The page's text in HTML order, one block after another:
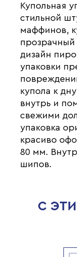
Купольная
стильной
маффинов,
прозрачный
дизайн
упаковки
купола к
внутрь и
свежими
упаковка
красиво
80 мм.
шипов.
С